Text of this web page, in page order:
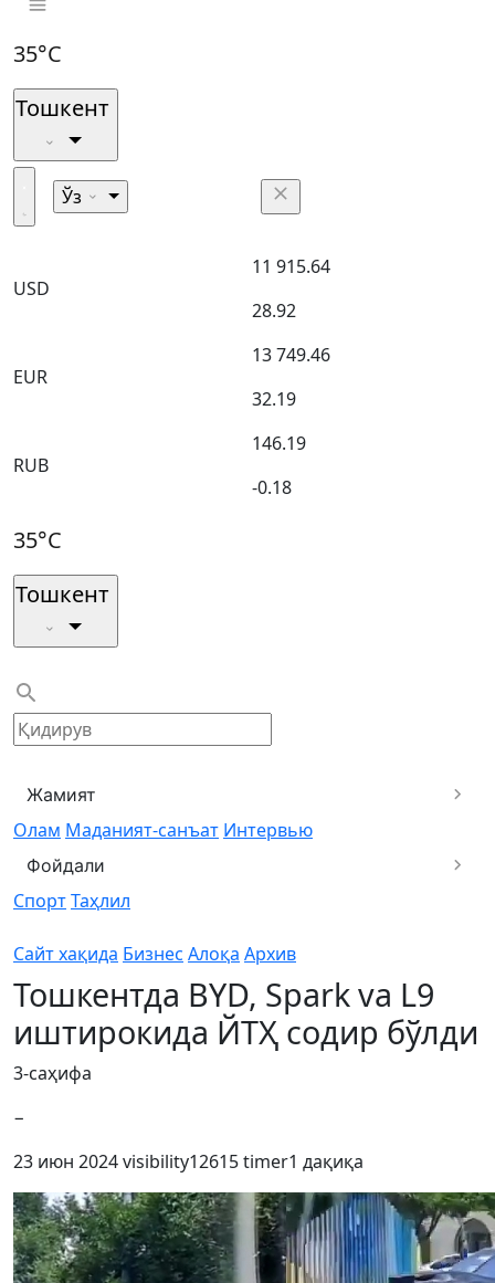
35°C
Тошкент
Ўз
USD
11 915.64
28.92
EUR
13 749.46
32.19
RUB
146.19
-0.18
35°C
Тошкент
Жамият
Олам Маданият-санъат Интервью
Фойдали
СпортТаҳлил
Сайт хақида Бизнес Алоқа Архив
Тошкентда BYD, Spark va L9
иштирокида ЙТҲ содир бўлди
3-саҳифа
−
23 июн 2024visibility12615timer1 дақиқа